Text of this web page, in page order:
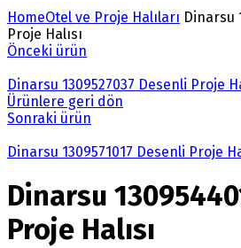
HomeOtel ve Proje Halıları Dinarsu
Proje Halısı
Önceki ürün
Dinarsu 1309527037 Desenli Proje
Ürünlere geri dön
Sonraki ürün
Dinarsu 1309571017 Desenli Proje
Dinarsu
Proje Halısı